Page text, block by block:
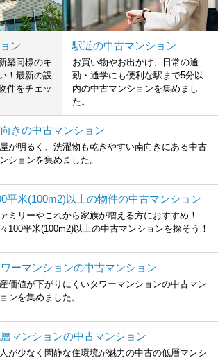
ン
築同様のキ
！最新の設
件をチェッ
駅近の中古マンション
お買い物やお出かけ、日常の通
勤・通学にも便利な駅まで5分以
内の中古マンションを集めまし
た。
きの中古マンション
が明るく、洗濯物も乾きやすい南向きにある中古
ションを集めました。
平米(100m2)以上の物件の中古マンション
ミリーやこれから家族が増える方におすすめ！
100平米(100m2)以上の中古マンションを探そう！
ワーマンションの中古マンション
価値が下がりにくいタワーマンションの中古マン
ンを集めました。
マンションの中古マンション
が少なく閑静な住環境が魅力の中古の低層マンシ